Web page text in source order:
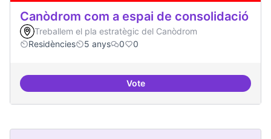
Canòdrom com a espai de consolidació
Treballem el pla estratègic del Canòdrom
Residències
5 anys 0 0
VoteCanòdrom com a espai de